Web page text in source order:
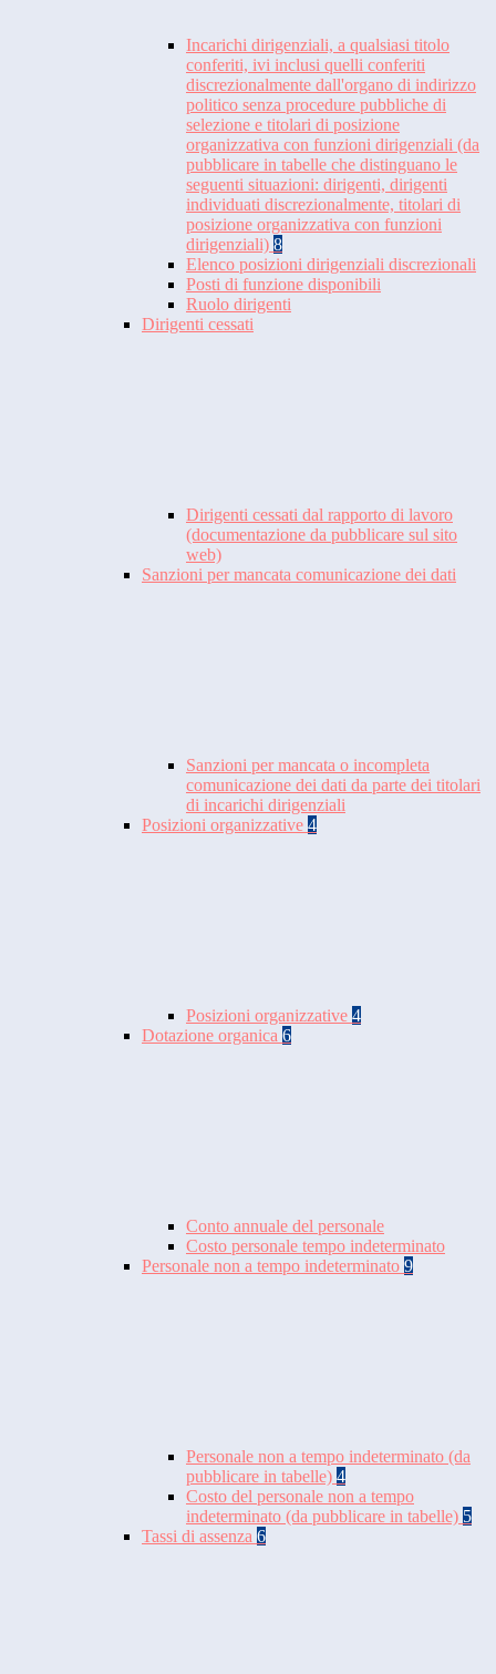
Incarichi dirigenziali, a qualsiasi titolo
conferiti, ivi inclusi quelli conferiti
discrezionalmente dall'organo di indirizzo
politico senza procedure pubbliche di
selezione e titolari di posizione
organizzativa con funzioni dirigenziali (da
pubblicare in tabelle che distinguano le
seguenti situazioni: dirigenti, dirigenti
individuati discrezionalmente, titolari di
posizione organizzativa con funzioni
dirigenziali) 8
Elenco posizioni dirigenziali discrezionali
Posti di funzione disponibili
Ruolo dirigenti
Dirigenti cessati
Dirigenti cessati dal rapporto di lavoro
(documentazione da pubblicare sul sito
web)
Sanzioni per mancata comunicazione dei dati
Sanzioni per mancata o incompleta
comunicazione dei dati da parte dei titolari
di incarichi dirigenziali
Posizioni organizzative 4
Posizioni organizzative 4
Dotazione organica 6
Conto annuale del personale
Costo personale tempo indeterminato
Personale non a tempo indeterminato 9
Personale non a tempo indeterminato (da
pubblicare in tabelle) 4
Costo del personale non a tempo
indeterminato (da pubblicare in tabelle) 5
Tassi di assenza 6